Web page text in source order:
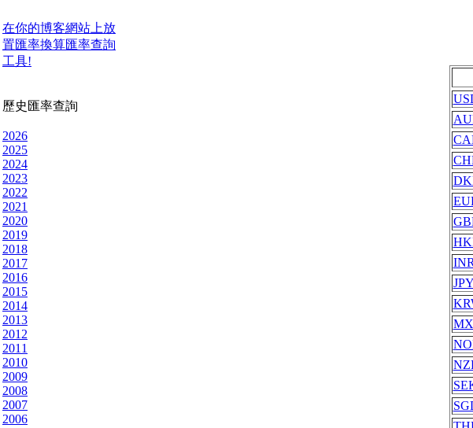
在你的博客網站上放
置匯率換算匯率查詢
工具!
歷史匯率查詢
2026
2025
2024
2023
2022
2021
2020
2019
2018
2017
2016
2015
2014
2013
2012
2011
2010
2009
2008
2007
2006
JPY